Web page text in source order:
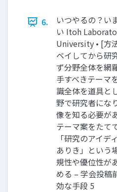
6.
いつやるの？い
い Itoh
University • [方
ベイしてから研
ず分野全体を網
手すべきテーマ
識全体を道具と
野で研究者にな
像を知る必要が
テーマ案をたて
「研究のアイデ
ありき」という
規性や優位性が
める – 学会投稿
効な手段 5